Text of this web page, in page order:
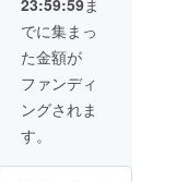
レー
ション
を行
い、出
来上
がった
スイー
キーの
23:59:59ま
でに集まっ
た金額が
ファンディ
ングされま
す。